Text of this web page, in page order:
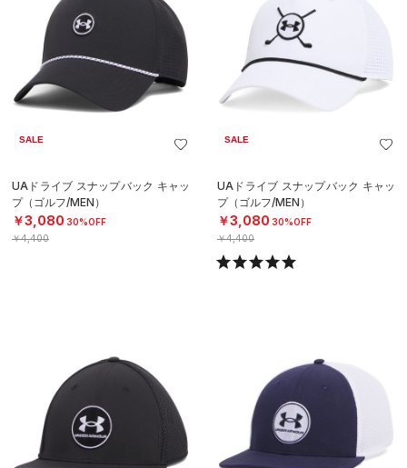
SALE
UAドライブ スナップバック キャッ
プ（ゴルフ/MEN）
￥3,080 30%OFF
￥4,400
SALE
UAドライブ スナップバック キャッ
プ（ゴルフ/MEN）
￥3,080 30%OFF
￥4,400